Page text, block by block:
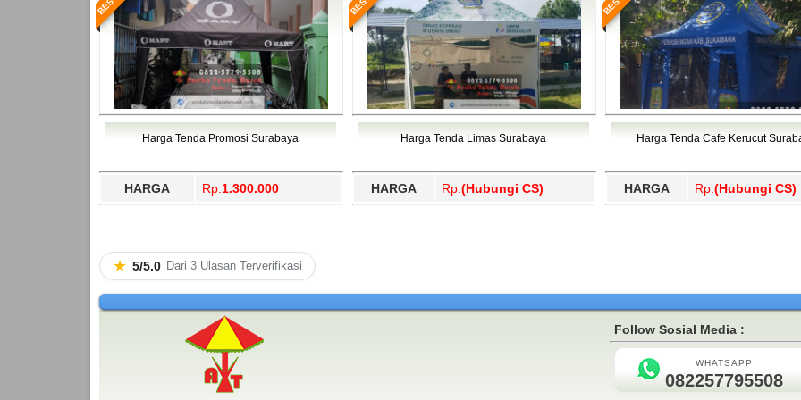
Harga Tenda Promosi Surabaya
HARGA Rp. 1.300.000
Harga Tenda Limas Surabaya
HARGA Rp. (Hubungi CS)
Harga Tenda Cafe Kerucut
HARGA Rp. (Hubungi CS)
★ 5/5.0 Dari 3 Ulasan Terverifikasi
Follow Sosial Media :
WHATSAPP
082257795508